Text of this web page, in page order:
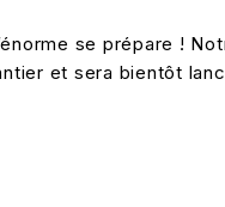
se prépare !
et sera bientôt